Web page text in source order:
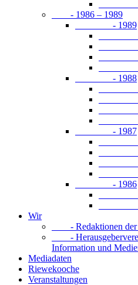
-
- 1986 – 1989
- 1989
-
-
-
-
- 1988
-
-
-
-
- 1987
-
-
-
-
- 1986
-
-
Wir
- Redaktionen der
-
Information und
Mediadaten
Riewekooche
Veranstaltungen